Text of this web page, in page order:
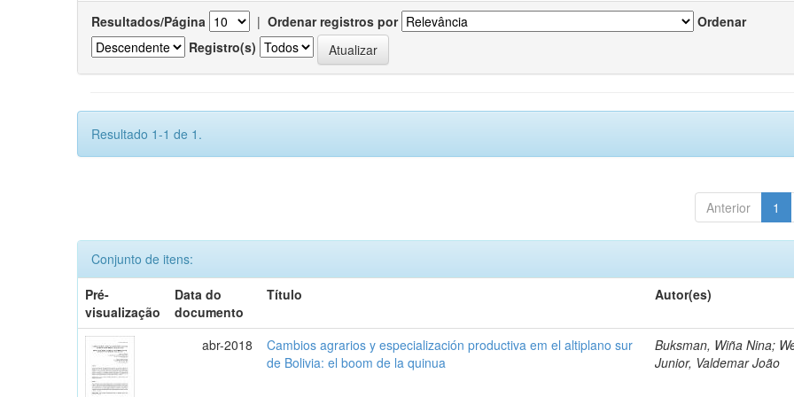
Resultados/Página | Ordenar registros por
Ordenar
Registro(s)
Resultado 1-1 de 1.
Anterior 1
Conjunto de itens:
Pré-
visualização
Data do
documento
Título Autor(es)
abr-2018
Cambios agrarios y especialización productiva em el altiplano sur
de Bolivia: el boom de la quinua
Buksman, Wiña Nina;
Junior, Valdemar João